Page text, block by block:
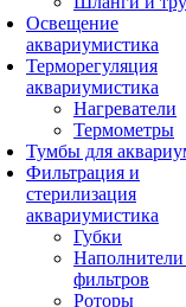
Освещение
аквариумистика
Терморегуляция
аквариумистика
Нагреватели
Термометры
Тумбы для
Фильтрация и
стерилизация
аквариумистика
Губки
Наполнители
фильтров
Роторы